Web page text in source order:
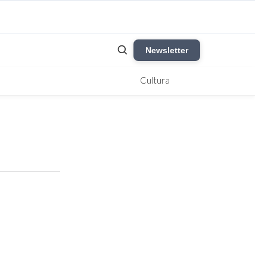
Newsletter
Cultura